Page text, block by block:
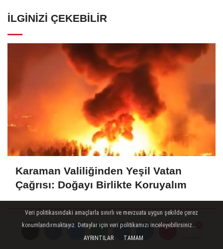
İLGINIZI ÇEKEBILIR
Karaman Valiliğinden Yeşil Vatan
Çağrısı: Doğayı Birlikte Koruyalım
Veri politikasındaki amaçlarla sınırlı ve mevzuata uygun şekilde çerez
konumlandırmaktayız. Detaylar için veri politikamızı inceleyebilirsiniz...
AYRINTILAR
TAMAM